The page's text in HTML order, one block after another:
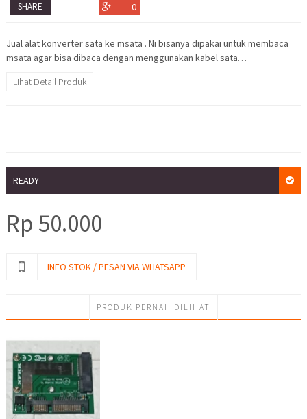
SHARE 0
Jual alat konverter sata ke msata . Ni bisanya dipakai untuk membaca
msata agar bisa dibaca dengan menggunakan kabel sata…
Lihat Detail Produk
READY
Rp 50.000
INFO STOK / PESAN VIA WHATSAPP
PRODUK PERNAH DILIHAT